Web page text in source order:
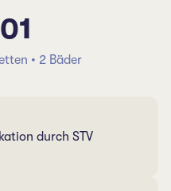
• 2 Bäder
durch STV